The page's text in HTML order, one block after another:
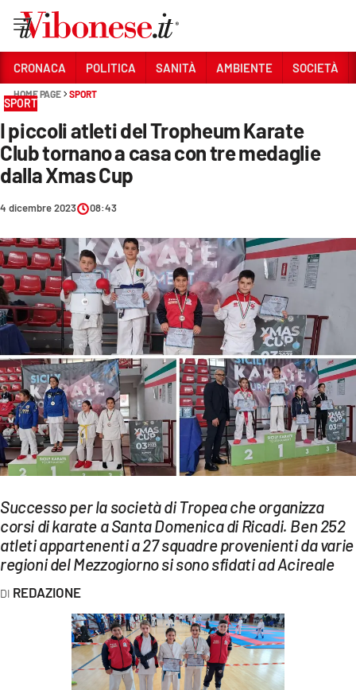
Sezioni
CRONACA
POLITICA
SOCIETÀ
CULTURA
ECONOMIA E LAVORO
EVENTI
SPORT
Streaming
LAC TV
LAC NETWORK
LAC ONAIR
LaC
Network
LACPLAY.IT
CRONACA POLITICA SANITÀ AMBIENTE SOCIETÀ
HOME PAGE SPORT
SPORT
I piccoli atleti del Tropheum Karate
Club tornano a casa con tre medaglie
dalla Xmas Cup
4 dicembre 2023 08:43
Successo per la società di Tropea che organizza
corsi di karate a Santa Domenica di Ricadi. Ben 252
atleti appartenenti a 27 squadre provenienti da varie
regioni del Mezzogiorno si sono sfidati ad Acireale
REDAZIONE